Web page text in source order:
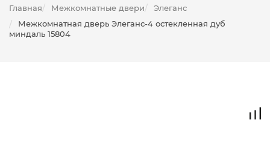
Главная/ Межкомнатные двери/ Элеганс
/
Межкомнатная дверь Элеганс-4 остекленная дуб
миндаль 15804